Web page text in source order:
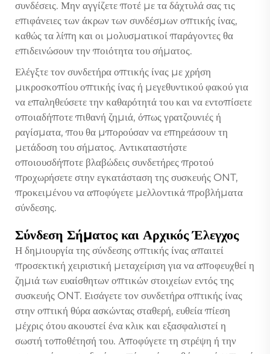
συνδέσεις. Μην αγγίζετε ποτέ με τα δάχτυλά σας τις
επιφάνειες των άκρων των συνδέσμων οπτικής ίνας,
καθώς τα λίπη και οι μολυσματικοί παράγοντες θα
επιδεινώσουν την ποιότητα του σήματος.
Ελέγξτε τον συνδετήρα οπτικής ίνας με χρήση
μικροσκοπίου οπτικής ίνας ή μεγεθυντικού φακού για
να επαληθεύσετε την καθαρότητά του και να εντοπίσετε
οποιαδήποτε πιθανή ζημιά, όπως γρατζουνιές ή
ραγίσματα, που θα μπορούσαν να επηρεάσουν τη
μετάδοση του σήματος. Αντικαταστήστε
οποιουσδήποτε βλαβώδεις συνδετήρες προτού
προχωρήσετε στην εγκατάσταση της συσκευής ONT,
προκειμένου να αποφύγετε μελλοντικά προβλήματα
σύνδεσης.
Σύνδεση Σήματος και Αρχικός Έλεγχος
Η δημιουργία της σύνδεσης οπτικής ίνας απαιτεί
προσεκτική χειριστική μεταχείριση για να αποφευχθεί η
ζημιά των ευαίσθητων οπτικών στοιχείων εντός της
συσκευής ONT. Εισάγετε τον συνδετήρα οπτικής ίνας
στην οπτική θύρα ασκώντας σταθερή, ευθεία πίεση
μέχρις ότου ακουστεί ένα κλικ και εξασφαλιστεί η
σωστή τοποθέτησή του. Αποφύγετε τη στρέψη ή την